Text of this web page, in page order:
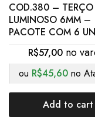
COD.380 – TERÇO
LUMINOSO 6MM –
PACOTE COM 6
R$57,00
ou R$45,60 no
Add to cart